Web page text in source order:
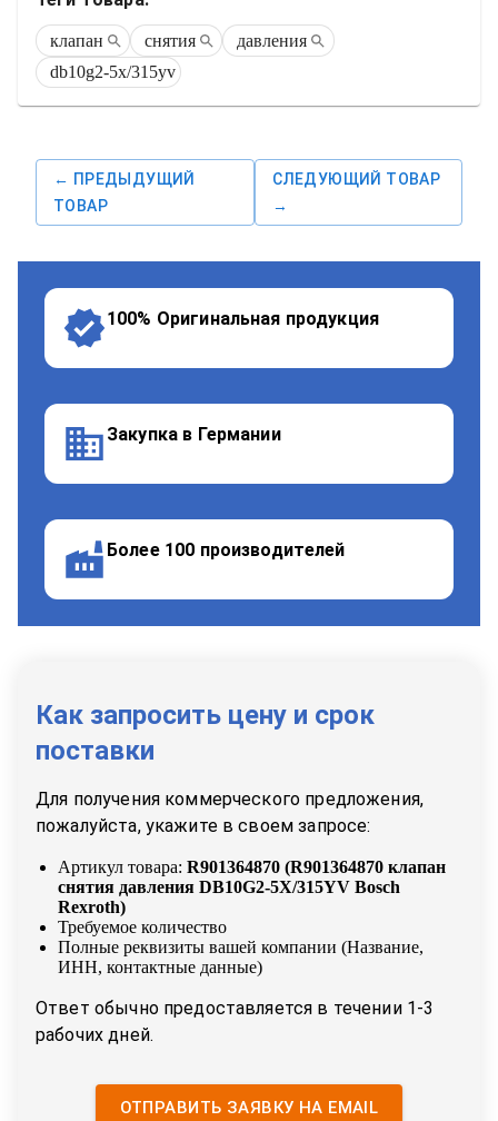
клапан снятия
давления
db10g2-5x/315yv
← ПРЕДЫДУЩИЙ
ТОВАР
СЛЕДУЮЩИЙ ТОВАР
→
100% Оригинальная продукция
Закупка в Германии
Более 100 производителей
Как запросить цену и срок
поставки
Для получения коммерческого предложения,
пожалуйста, укажите в своем запросе:
Артикул товара: R901364870 (R901364870 клапан
снятия давления DB10G2-5X/315YV Bosch
Rexroth)
Требуемое количество
Полные реквизиты вашей компании (Название,
ИНН, контактные данные)
Ответ обычно предоставляется в течении 1-3
рабочих дней.
ОТПРАВИТЬ ЗАЯВКУ НА EMAIL